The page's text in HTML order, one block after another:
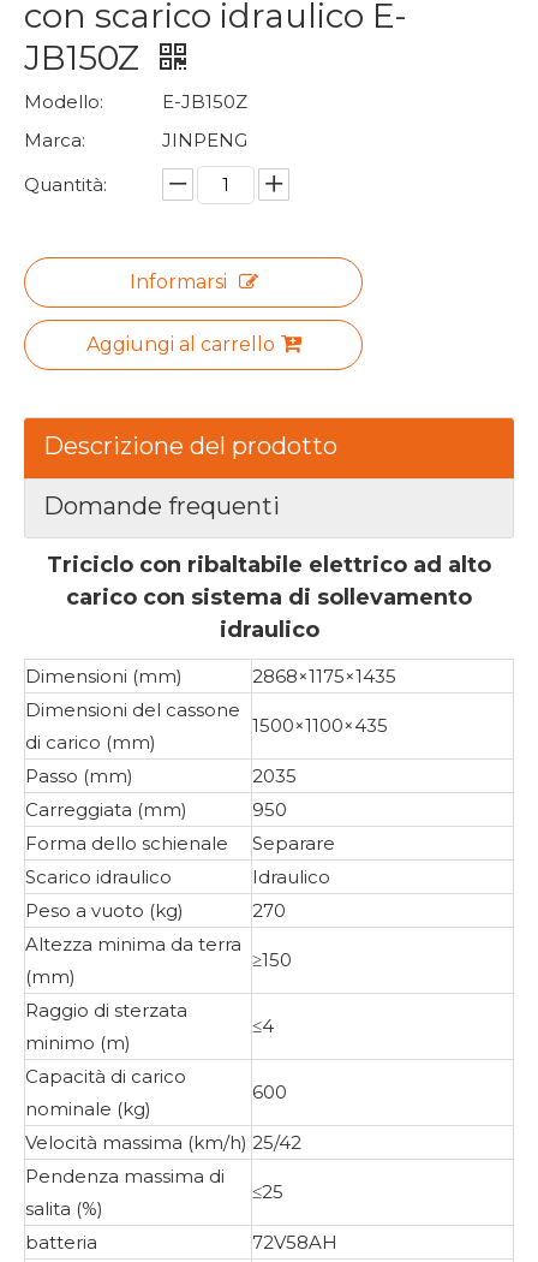
con scarico idraulico E-
JB150Z
Modello:
E-JB150Z
Marca:
JINPENG
Quantità:
Informarsi
Aggiungi al carrello
Descrizione del prodotto
Domande frequenti
Triciclo con ribaltabile elettrico ad alto
carico con sistema di sollevamento
idraulico
Dimensioni (mm)
2868×1175×1435
Dimensioni del cassone
di carico (mm)
1500×1100×435
Passo (mm)
2035
Carreggiata (mm)
950
Forma dello schienale
Separare
Scarico idraulico
Idraulico
Peso a vuoto (kg)
270
Altezza minima da terra
(mm)
≥150
Raggio di sterzata
minimo (m)
≤4
Capacità di carico
nominale (kg)
600
Velocità massima (km/h) 25/42
Pendenza massima di
salita (%)
≤25
batteria
72V58AH